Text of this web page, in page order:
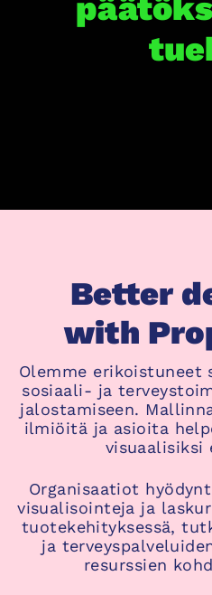
Better
with
Olemme erikoistuneet
sosiaali- ja
jalostamiseen.
ilmiöitä ja asioita
visuaalisiksi
Organisaatiot
visualisointeja ja
tuotekehityksessä,
ja
resurssien